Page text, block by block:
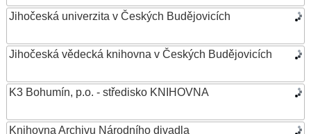
Jihočeská univerzita v Českých Budějovicích
Jihočeská vědecká knihovna v Českých Budějovicích
K3 Bohumín, p.o. - středisko KNIHOVNA
Knihovna Archivu Národního divadla